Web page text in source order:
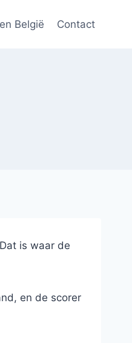
België Contact
is waar de
en de scorer